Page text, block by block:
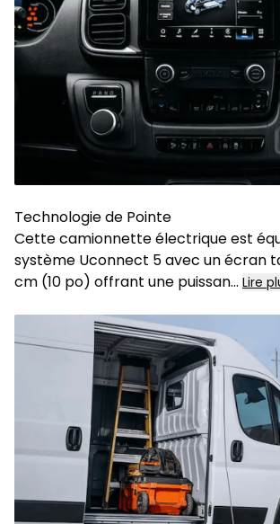
Technologie de Pointe
Cette camionnette électrique est
système Uconnect 5 avec un écran
cm (10 po) offrant une puissan... Lire